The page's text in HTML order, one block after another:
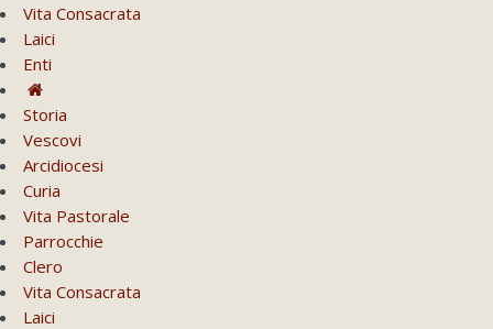
Vita Consacrata
Laici
Enti
Storia
Vescovi
Arcidiocesi
Curia
Vita Pastorale
Parrocchie
Clero
Vita Consacrata
Laici